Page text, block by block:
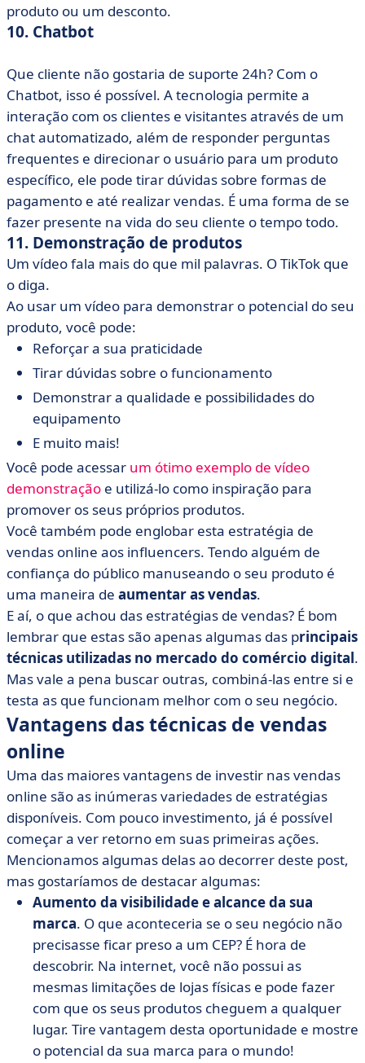
produto ou um desconto.
10. Chatbot
Que cliente não gostaria de suporte 24h? Com o
Chatbot, isso é possível. A tecnologia permite a
interação com os clientes e visitantes através de um
chat automatizado, além de responder perguntas
frequentes e direcionar o usuário para um produto
específico, ele pode tirar dúvidas sobre formas de
pagamento e até realizar vendas. É uma forma de se
fazer presente na vida do seu cliente o tempo todo.
11. Demonstração de produtos
Um vídeo fala mais do que mil palavras. O TikTok que
o diga.
Ao usar um vídeo para demonstrar o potencial do seu
produto, você pode:
Reforçar a sua praticidade
Tirar dúvidas sobre o funcionamento
Demonstrar a qualidade e possibilidades do
equipamento
E muito mais!
Você pode acessar um ótimo exemplo de vídeo
demonstração e utilizá-lo como inspiração para
promover os seus próprios produtos.
Você também pode englobar esta estratégia de
vendas online aos influencers. Tendo alguém de
confiança do público manuseando o seu produto é
uma maneira de aumentar as vendas.
E aí, o que achou das estratégias de vendas? É bom
lembrar que estas são apenas algumas das principais
técnicas utilizadas no mercado do comércio digital.
Mas vale a pena buscar outras, combiná-las entre si e
testa as que funcionam melhor com o seu negócio.
Vantagens das técnicas de vendas
online
Uma das maiores vantagens de investir nas vendas
online são as inúmeras variedades de estratégias
disponíveis. Com pouco investimento, já é possível
começar a ver retorno em suas primeiras ações.
Mencionamos algumas delas ao decorrer deste post,
mas gostaríamos de destacar algumas:
Aumento da visibilidade e alcance da sua
marca. O que aconteceria se o seu negócio não
precisasse ficar preso a um CEP? É hora de
descobrir. Na internet, você não possui as
mesmas limitações de lojas físicas e pode fazer
com que os seus produtos cheguem a qualquer
lugar. Tire vantagem desta oportunidade e mostre
o potencial da sua marca para o mundo!